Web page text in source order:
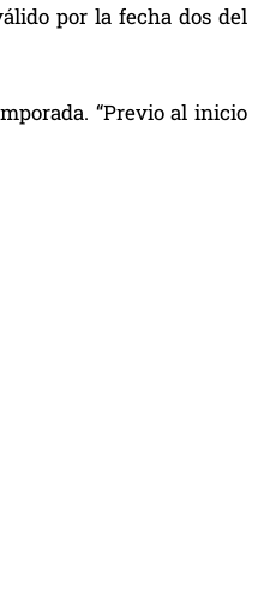
por la fecha dos del
“Previo al inicio